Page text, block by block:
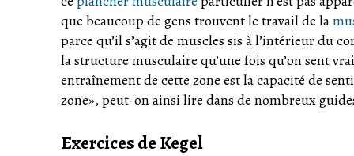
que beaucoup de gens trouvent le travail de la
parce qu’il s’agit de muscles sis à l’intérieur du
la structure musculaire qu’une fois qu’on sent
entraînement de cette zone est la capacité de
zone», peut-on ainsi lire dans de nombreux
Exercices de Kegel